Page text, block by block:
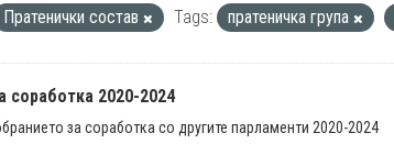
Пратенички состав Tags: пратеничка група
соработка 2020-2024
за соработка со другите парламенти 2020-2024